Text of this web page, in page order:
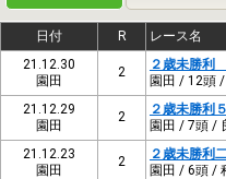
日付 R
レース名
21.12.30
園田
2
２歳未勝
園田 / 12頭
21.12.29
園田
2
２歳未勝
園田 / 7頭 /
21.12.23
園田
2
２歳未勝
園田 / 6頭 /